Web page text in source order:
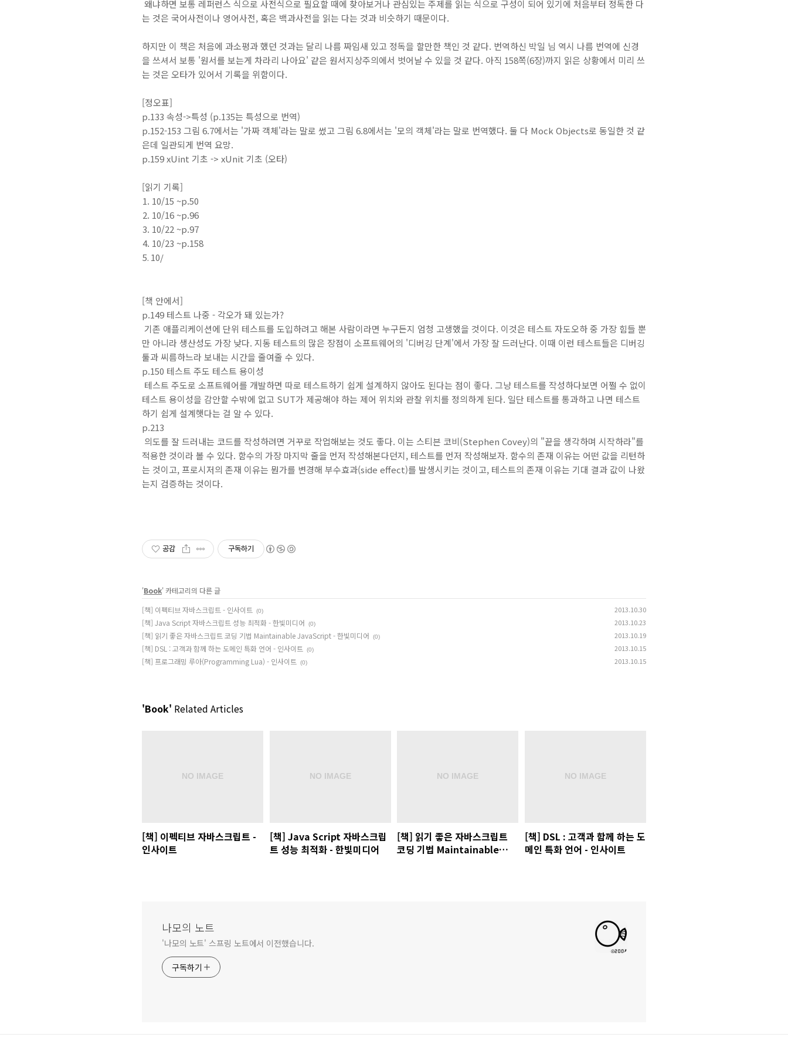
왜냐하면 보통 레퍼런스 식으로 사전식으로 필요할 때에 찾아보거나 관심있는 주제를 읽는 식으로 구성이 되어 있기에 처음부터 정독한 다
는 것은 국어사전이나 영어사전, 혹은 백과사전을 읽는 다는 것과 비슷하기 때문이다.
하지만 이 책은 처음에 과소평과 했던 것과는 달리 나름 짜임새 있고 정독을 할만한 책인 것 같다. 번역하신 박일 님 역시 나름 번역에 신경
을 쓰셔서 보통 '원서를 보는게 차라리 나아요' 같은 원서지상주의에서 벗어날 수 있을 것 같다. 아직 158쪽(6장)까지 읽은 상황에서 미리 쓰
는 것은 오타가 있어서 기록을 위함이다.
[정오표]
p.133 속성->특성 (p.135는 특성으로 번역)
p.152-153 그림 6.7에서는 '가짜 객체'라는 말로 썼고 그림 6.8에서는 '모의 객체'라는 말로 번역했다. 둘 다 Mock Objects로 동일한 것 같
은데 일관되게 번역 요망.
p.159 xUint 기초 -> xUnit 기초 (오타)
[읽기 기록]
10/15 ~p.50
10/16 ~p.96
10/22 ~p.97
10/23 ~p.158
10/
[책 안에서]
p.149 테스트 나중 - 각오가 돼 있는가?
기존 애플리케이션에 단위 테스트를 도입하려고 해본 사람이라면 누구든지 엄청 고생했을 것이다. 이것은 테스트 자도오하 중 가장 힘들 뿐
만 아니라 생산성도 가장 낮다. 지동 테스트의 많은 장점이 소프트웨어의 '디버깅 단계'에서 가장 잘 드러난다. 이때 이런 테스트들은 디버깅
툴과 씨름하느라 보내는 시간을 줄여줄 수 있다.
p.150 테스트 주도 테스트 용이성
테스트 주도로 소프트웨어를 개발하면 따로 테스트하기 쉽게 설계하지 않아도 된다는 점이 좋다. 그냥 테스트를 작성하다보면 어쩔 수 없이
테스트 용이성을 감안할 수밖에 없고 SUT가 제공해야 하는 제어 위치와 관찰 위치를 정의하게 된다. 일단 테스트를 통과하고 나면 테스트
하기 쉽게 설계햇다는 걸 알 수 있다.
p.213
의도를 잘 드러내는 코드를 작성하려면 거꾸로 작업해보는 것도 좋다. 이는 스티븐 코비(Stephen Covey)의 "끝을 생각하며 시작하라"를
적용한 것이라 볼 수 있다. 함수의 가장 마지막 줄을 먼저 작성해본다던지, 테스트를 먼저 작성해보자. 함수의 존재 이유는 어떤 값을 리턴하
는 것이고, 프로시저의 존재 이유는 뭔가를 변경해 부수효과(side effect)를 발생시키는 것이고, 테스트의 존재 이유는 기대 결과 값이 나왔
는지 검증하는 것이다.
공감 구독하기
'Book' 카테고리의 다른 글
[책] 이펙티브 자바스크립트 - 인사이트
(0) 2013.10.30
[책] Java Script 자바스크립트 성능 최적화 - 한빛미디어 (0) 2013.10.23
[책] 읽기 좋은 자바스크립트 코딩 기법 Maintainable JavaScript - 한빛미디어 (0) 2013.10.19
[책] DSL : 고객과 함께 하는 도메인 특화 언어 - 인사이트 (0) 2013.10.15
[책] 프로그래밍 루아(Programming Lua) - 인사이트 (0) 2013.10.15
'Book' Related Articles
[책] 이펙티브 자바스크립트 -
인사이트
[책] Java Script 자바스크립
트 성능 최적화 - 한빛미디어
[책] 읽기 좋은 자바스크립트
코딩 기법 Maintainable
[책] DSL : 고객과 함께 하는 도
메인 특화 언어 - 인사이트
나모의 노트
'나모의 노트' 스프링 노트에서 이전했습니다.
구독하기